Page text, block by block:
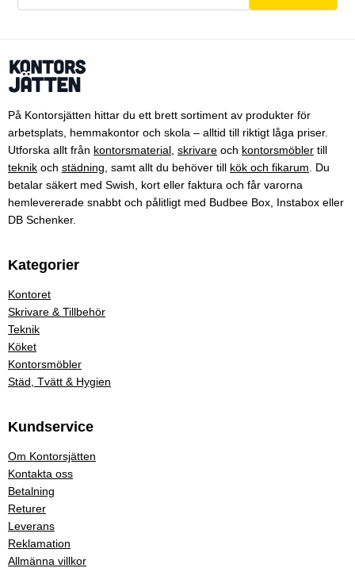
På Kontorsjätten hittar du ett brett sortiment av produkter för
arbetsplats, hemmakontor och skola – alltid till riktigt låga priser.
Utforska allt från kontorsmaterial skrivare och kontorsmöbler till
teknik och städning , samt allt du behöver till kök och fikarum . Du
betalar säkert med Swish, kort eller faktura och får varorna
hemlevererade snabbt och pålitligt med Budbee Box, Instabox eller
DB Schenker.
Kategorier
Kontoret
Skrivare & Tillbehör
Teknik
Köket
Kontorsmöbler
Städ, Tvätt & Hygien
Kundservice
Om Kontorsjätten
Kontakta oss
Betalning
Returer
Leverans
Reklamation
Allmänna villkor